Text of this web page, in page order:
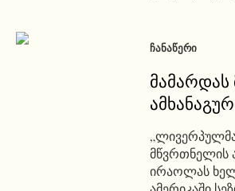
ᲩᲐᲜᲐᲬᲔᲠᲘ
მწვრთნელის
ირაოლას